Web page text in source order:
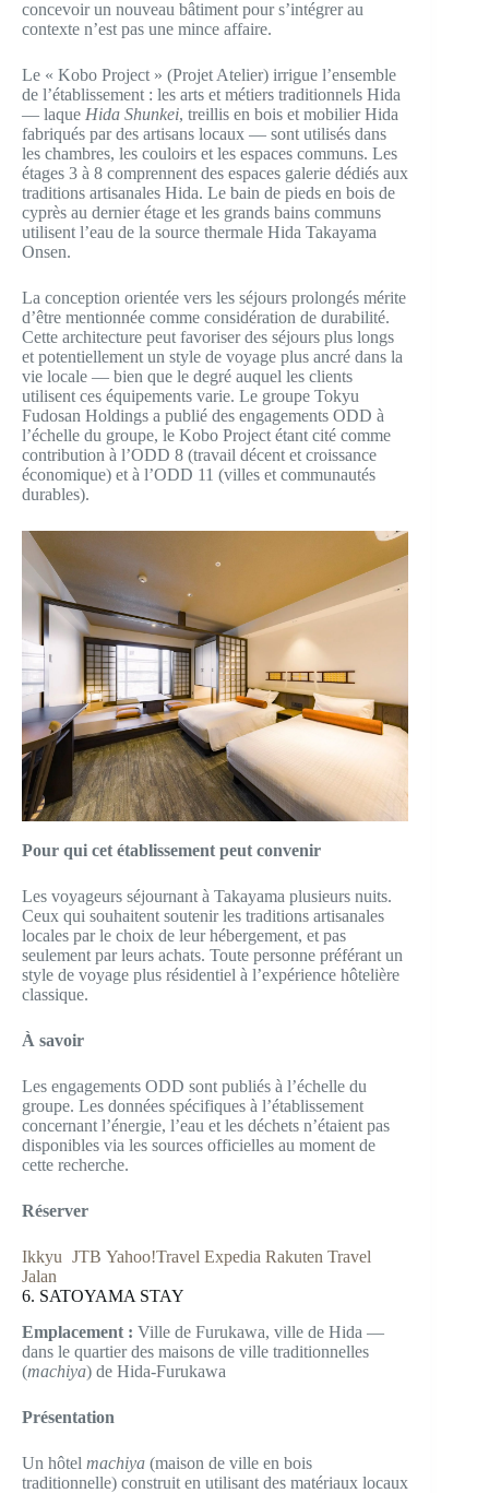
concevoir un nouveau bâtiment pour s’intégrer au
contexte n’est pas une mince affaire.
Le « Kobo Project » (Projet Atelier) irrigue l’ensemble
de l’établissement : les arts et métiers traditionnels Hida
— laque Hida Shunkei, treillis en bois et mobilier Hida
fabriqués par des artisans locaux — sont utilisés dans
les chambres, les couloirs et les espaces communs. Les
étages 3 à 8 comprennent des espaces galerie dédiés aux
traditions artisanales Hida. Le bain de pieds en bois de
cyprès au dernier étage et les grands bains communs
utilisent l’eau de la source thermale Hida Takayama
Onsen.
La conception orientée vers les séjours prolongés mérite
d’être mentionnée comme considération de durabilité.
Cette architecture peut favoriser des séjours plus longs
et potentiellement un style de voyage plus ancré dans la
vie locale — bien que le degré auquel les clients
utilisent ces équipements varie. Le groupe Tokyu
Fudosan Holdings a publié des engagements ODD à
l’échelle du groupe, le Kobo Project étant cité comme
contribution à l’ODD 8 (travail décent et croissance
économique) et à l’ODD 11 (villes et communautés
durables).
Pour qui cet établissement peut convenir
Les voyageurs séjournant à Takayama plusieurs nuits.
Ceux qui souhaitent soutenir les traditions artisanales
locales par le choix de leur hébergement, et pas
seulement par leurs achats. Toute personne préférant un
style de voyage plus résidentiel à l’expérience hôtelière
classique.
À savoir
Les engagements ODD sont publiés à l’échelle du
groupe. Les données spécifiques à l’établissement
concernant l’énergie, l’eau et les déchets n’étaient pas
disponibles via les sources officielles au moment de
cette recherche.
Réserver
Ikkyu JTB Yahoo!Travel Expedia Rakuten Travel
Jalan
6. SATOYAMA STAY
Emplacement : Ville de Furukawa, ville de Hida —
dans le quartier des maisons de ville traditionnelles
(machiya) de Hida-Furukawa
Présentation
Un hôtel machiya (maison de ville en bois
traditionnelle) construit en utilisant des matériaux locaux